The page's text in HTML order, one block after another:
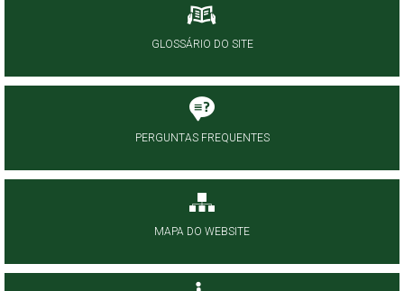
GLOSSÁRIO DO SITE
PERGUNTAS FREQUENTES
MAPA DO WEBSITE